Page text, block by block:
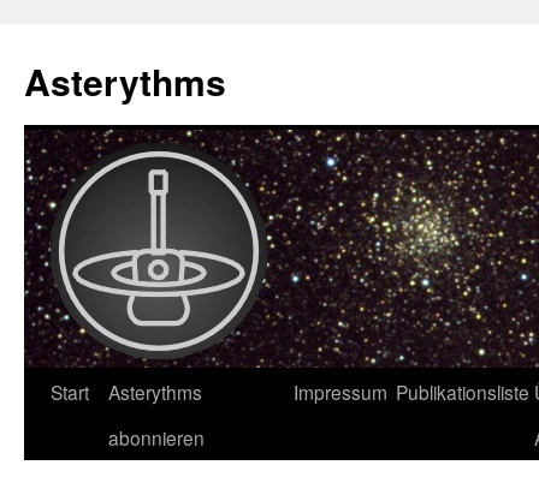
Asterythms
Zum
Start
Asterythms
abonnieren
Impressum Publikationsliste